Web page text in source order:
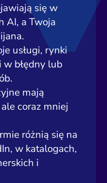
się w
AI, a Twoja
usługi, rynki
błędny lub
mają
coraz mniej
różnią się na
w katalogach,
i